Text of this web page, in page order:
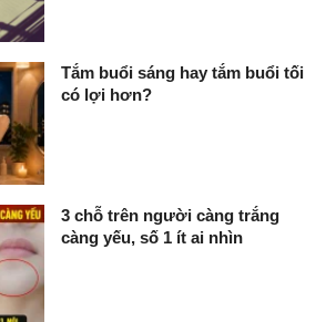
Tắm buổi sáng hay tắm buổi tối
có lợi hơn?
3 chỗ trên người càng trắng
càng yếu, số 1 ít ai nhìn